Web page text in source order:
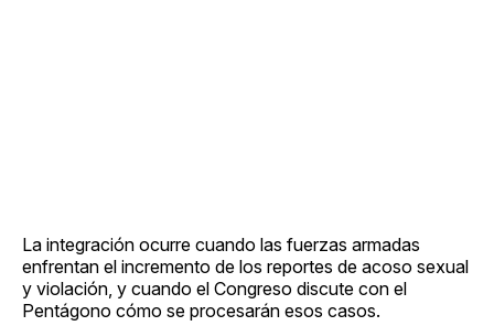
La integración ocurre cuando las fuerzas armadas
enfrentan el incremento de los reportes de acoso sexual
y violación, y cuando el Congreso discute con el
Pentágono cómo se procesarán esos casos.